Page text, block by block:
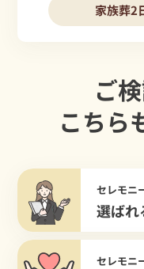
家族葬2
ご
こちら
セレモニ
選ばれ
セレモニ